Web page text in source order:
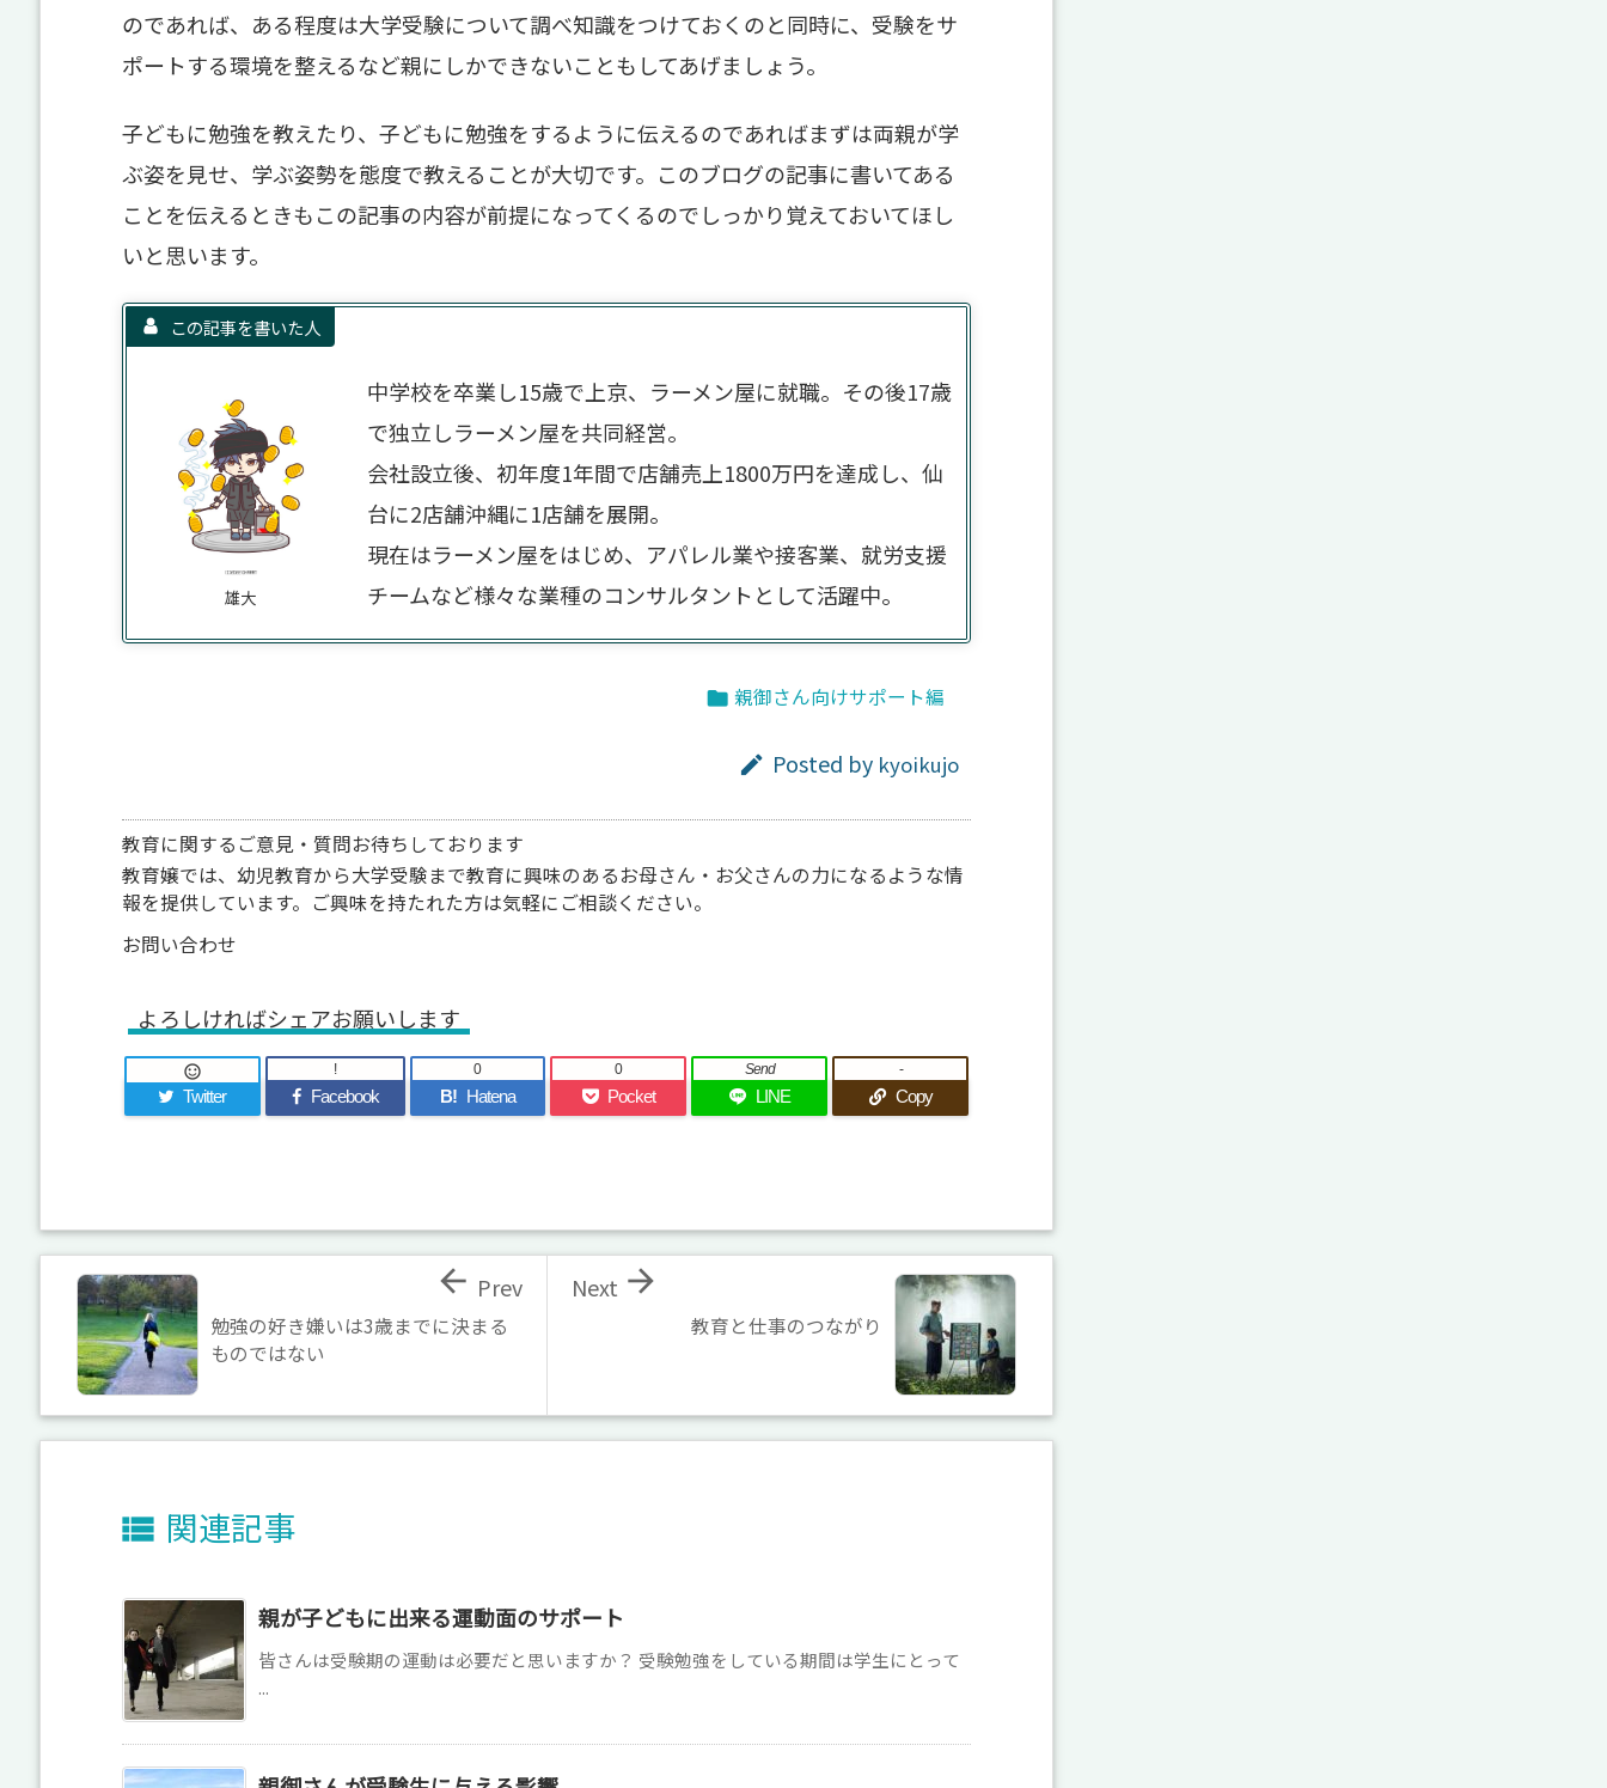
のであれば、ある程度は大学受験について調べ知識をつけておくのと同時に、受験をサ
ポートする環境を整えるなど親にしかできないこともしてあげましょう。
子どもに勉強を教えたり、子どもに勉強をするように伝えるのであればまずは両親が学
ぶ姿を見せ、学ぶ姿勢を態度で教えることが大切です。このブログの記事に書いてある
ことを伝えるときもこの記事の内容が前提になってくるのでしっかり覚えておいてほし
いと思います。
この記事を書いた人
雄大
中学校を卒業し15歳で上京、ラーメン屋に就職。その後17歳
で独立しラーメン屋を共同経営。
会社設立後、初年度1年間で店舗売上1800万円を達成し、仙
台に2店舗沖縄に1店舗を展開。
現在はラーメン屋をはじめ、アパレル業や接客業、就労支援
チームなど様々な業種のコンサルタントとして活躍中。
 親御さん向けサポート編
 Posted by kyoikujo
教育に関するご意見・質問お待ちしております
教育嬢では、幼児教育から大学受験まで教育に興味のあるお母さん・お父さんの力になるような情
報を提供しています。ご興味を持たれた方は気軽にご相談ください。
お問い合わせ
よろしければシェアお願いします
Twitter

Facebook
!
B! Hatena
0
Pocket
0
LINE
Send
Copy
-
教育と仕事のつながり

Next
勉強の好き嫌いは3歳までに決まる
ものではない
 Prev
 関連記事
親が子どもに出来る運動面のサポート
皆さんは受験期の運動は必要だと思いますか？ 受験勉強をしている期間は学生にとって
...